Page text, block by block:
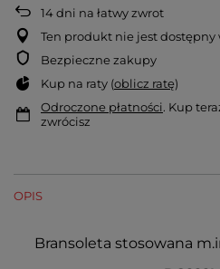
14dni na łatwy zwrot
Ten produkt nie jest
Bezpieczne zakupy
Kup na raty (oblicz ratę)
Odroczone płatności. Kup
zwrócisz
OPIS
Bransoleta stosowana